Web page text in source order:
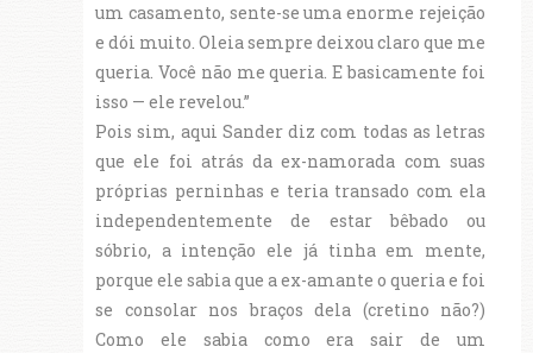
um casamento, sente-se uma enorme rejeição
e dói muito. Oleia sempre deixou claro que me
queria. Você não me queria. E basicamente foi
isso — ele revelou.”
Pois sim, aqui Sander diz com todas as letras
que ele foi atrás da ex-namorada com suas
próprias perninhas e teria transado com ela
independentemente de estar bêbado ou
sóbrio, a intenção ele já tinha em mente,
porque ele sabia que a ex-amante o queria e foi
se consolar nos braços dela (cretino não?)
Como ele sabia como era sair de um